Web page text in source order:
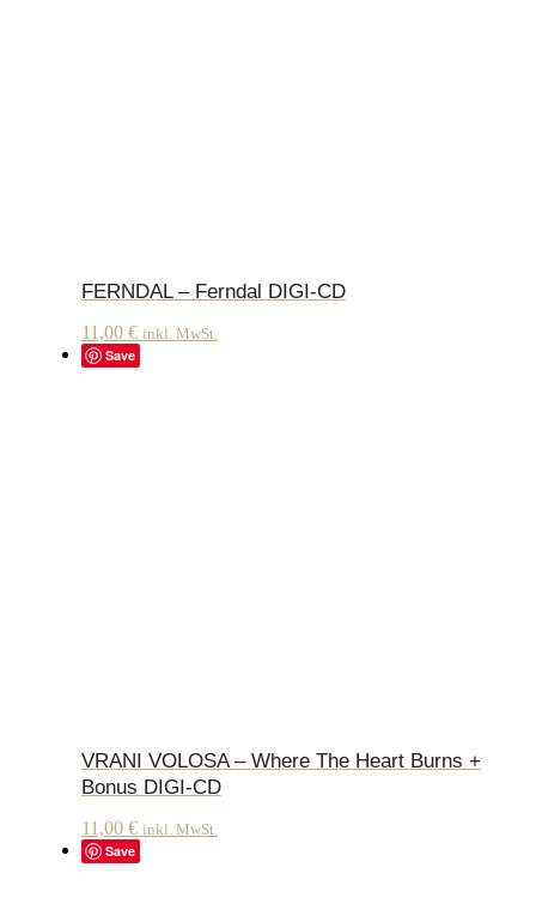
FERNDAL – Ferndal DIGI-CD
11,00 € inkl. MwSt.
Save
VRANI VOLOSA – Where The Heart Burns +
Bonus DIGI-CD
11,00 € inkl. MwSt.
Save